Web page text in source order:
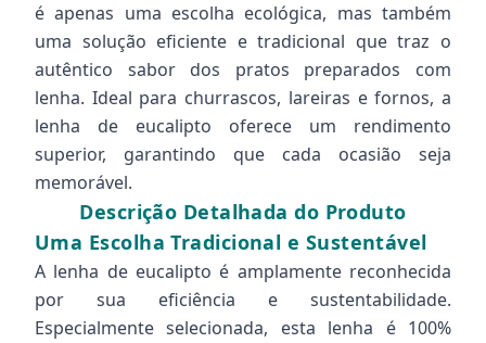
é apenas uma escolha ecológica, mas também
uma solução eficiente e tradicional que traz o
autêntico sabor dos pratos preparados com
lenha. Ideal para churrascos, lareiras e fornos, a
lenha de eucalipto oferece um rendimento
superior, garantindo que cada ocasião seja
memorável.
Descrição Detalhada do Produto
Uma Escolha Tradicional e Sustentável
A lenha de eucalipto é amplamente reconhecida
por sua eficiência e sustentabilidade.
Especialmente selecionada, esta lenha é 100%